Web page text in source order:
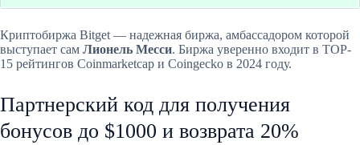
Криптобиржа Bitget — надежная биржа, амбассадором которой
выступает сам Лионель Месси. Биржа уверенно входит в TOP-
15 рейтингов Coinmarketcap и Coingecko в 2024 году.
Партнерский код для получения
бонусов до $1000 и возврата 20%